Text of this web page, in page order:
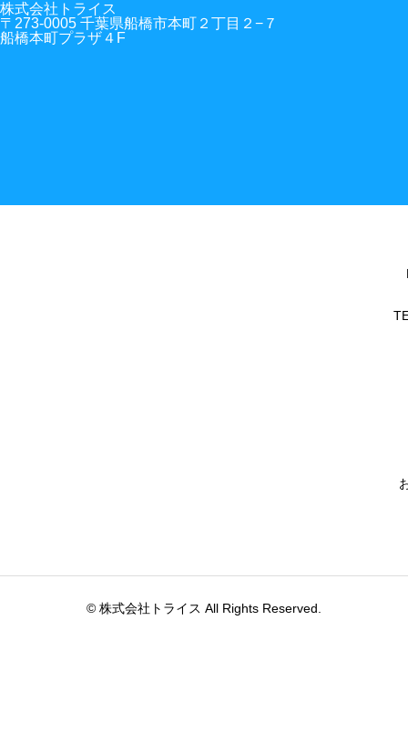
株式会社トライス
〒273-0005 千葉県船橋市本町２丁目２−７
船橋本町プラザ４F
© 株式会社トライス All Rights Reserved.